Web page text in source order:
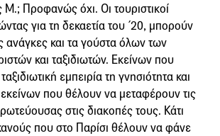
Μ.; Προφανώς όχι. Οι τουριστικοί
για τη δεκαετία του ΄20, μπορούν
ανάγκες και τα γούστα όλων των
και ταξιδιωτών. Εκείνων που
εμπειρία τη γνησιότητα και
εκείνων που θέλουν να μεταφέρουν τις
στις διακοπές τους. Κάτι
που στο Παρίσι θέλουν να φάνε